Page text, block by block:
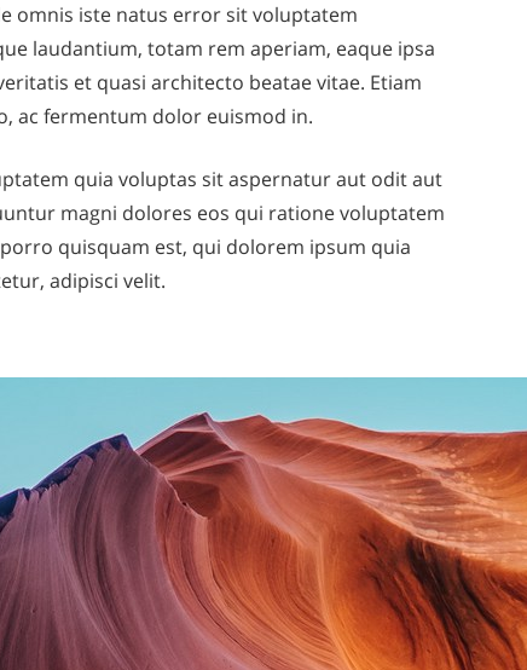
omnis iste natus error sit voluptatem
laudantium, totam rem aperiam, eaque ipsa
et quasi architecto beatae vitae. Etiam
ac fermentum dolor euismod in.
quia voluptas sit aspernatur aut odit aut
magni dolores eos qui ratione voluptatem
quisquam est, qui dolorem ipsum quia
adipisci velit.